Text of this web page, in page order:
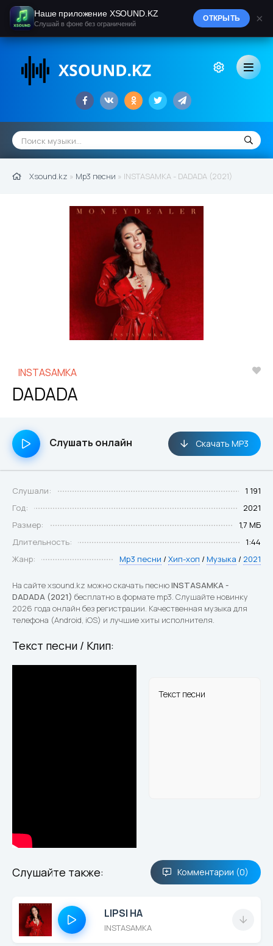
Xsound.kz » Mp3 песни » INSTASAMKA - DADADA (2021)
INSTASAMKA
DADADA
Слушать онлайн Скачать MP3
Слушали:
1 191
Год:
2021
Размер:
1,7 МБ
Длительность:
1:44
Жанр:
Mp3 песни /Хип-хоп / Музыка / 2021
На сайте xsound.kz можно скачать песнюINSTASAMKA -
DADADA (2021) бесплатно в формате mp3. Слушайте новинку
2026 года онлайн без регистрации. Качественная музыка для
телефона (Android, iOS) и лучшие хиты исполнителя.
Текст песни / Клип:
Текст песни
Слушайте также: Комментарии (0)
LIPSI HA
INSTASAMKA
Наше приложение XSOUND.KZ
Слушай в фоне без ограничений
ОТКРЫТЬ ×